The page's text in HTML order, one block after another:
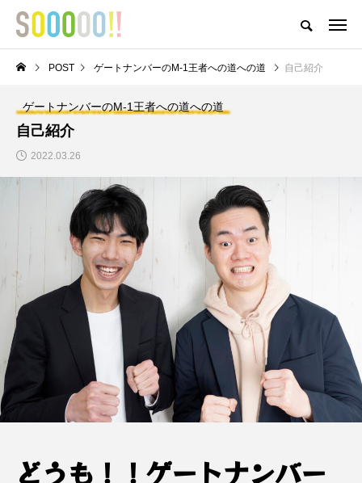
おどろきとおもしろさとおもいがつまったアイテムが揃うストア
HOME ABOUT MEMBER POST NEWS PRIVACY
NEW POST
〇と口と△と ～成金養成
講座～
【インボイスって結局
どうなの？】 ⑥どう
するX氏
有藤百俊
2023.05.22
ゲートナンバーのM-1王
者への道への道
M-1グランプリ2022予
選結果報告
ゲート
ンバー
2023.02.04
TAG LIST
POST ゲートナンバーのM-1王者への道への道 自己紹介
ゲートナンバーのM-1王者への道への道
自己紹介
2022.03.26
どうも！！ゲートナンバー